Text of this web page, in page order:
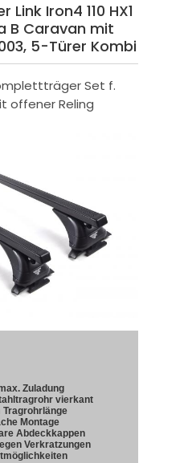
Iron4 110 HX1
B Caravan mit
5-Türer Kombi
Set f.
offener Reling
Zuladung
vierkant
Tragrohrlänge
Montage
Abdeckkappen
Verkratzungen